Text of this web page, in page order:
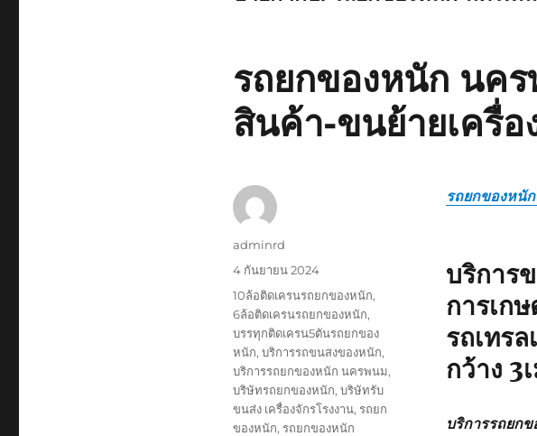
รถยกของหนัก นค
สินค้า-ขนย้ายเครื่อ
รถยกของหนั
บริการ
การเก
รถเทร
กว้าง 3
บริการรถยก
ผู้
เขียน
adminrd
เขียน
เมื่อ
4 กันยายน 2024
ป้าย
กำกับ
10ล้อติดเครนรถยกของหนัก,
6ล้อติดเครนรถยกของหนัก,
บรรทุกติดเครน5ตันรถยกของ
หนัก, บริการรถขนสงของหนัก,
บริการรถยกของหนัก นครพนม,
บริษัทรถยกของหนัก, บริษัทรับ
ขนส่ง เครื่องจักรโรงงาน, รถยก
ของหนัก, รถยกของหนัก